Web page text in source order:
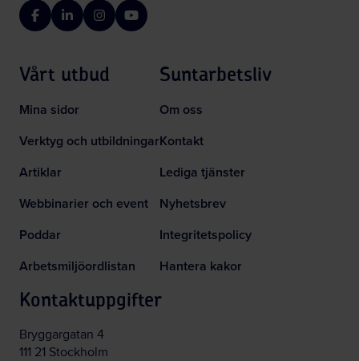
FacebookLinkedInInstagramYouTube
Vårt utbud
Mina sidor
Verktyg och utbildningar
Artiklar
Webbinarier och event
Poddar
Arbetsmiljöordlistan
Suntarbetsliv
Om oss
Kontakt
Lediga tjänster
Nyhetsbrev
Integritetspolicy
Hantera kakor
Kontaktuppgifter
Bryggargatan 4
111 21 Stockholm